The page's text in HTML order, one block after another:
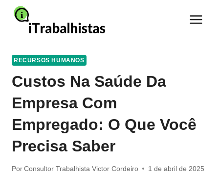
Pular
para
RECURSOS HUMANOS
Custos Na Saúde Da
Empresa Com
Empregado: O Que Você
Precisa Saber
Por Consultor Trabalhista Victor Cordeiro 1 de abril de 2025